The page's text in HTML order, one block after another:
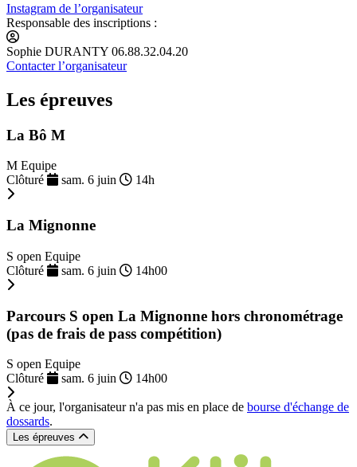
Instagram de l’organisateur
Responsable des inscriptions :
Sophie DURANTY 06.88.32.04.20
Contacter l’organisateur
Les épreuves
La Bô M
M Equipe
Clôturé
sam. 6 juin 14h
La Mignonne
S open Equipe
Clôturé
sam. 6 juin 14h00
Parcours S open La Mignonne hors chronométrage
(pas de frais de pass compétition)
S open Equipe
Clôturé
sam. 6 juin 14h00
À ce jour, l'organisateur n'a pas mis en place de bourse d'échange de
dossards.
Les épreuves